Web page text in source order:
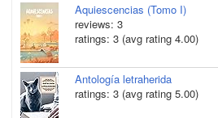
Aquiescencias (Tomo I)
reviews: 3
ratings: 3 (avg rating 4.00)
Antología letraherida
ratings: 3 (avg rating 5.00)